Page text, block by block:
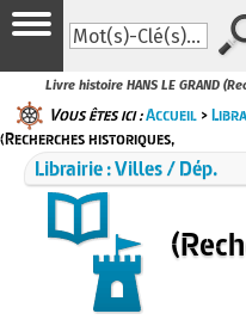
Livre histoire HANS LE GRAND
Vous êtes ici :Accueil >
(Recherches historiques,
Librairie : Villes / Dép.